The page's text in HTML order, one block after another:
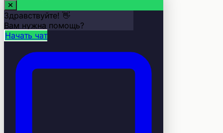
Здравствуйте! 👋
Вам нужна помощь?
Начать чат